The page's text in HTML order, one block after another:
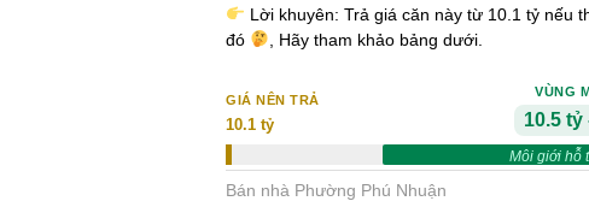
Lời khuyên: Trả giá căn này từ 10.1 tỷ nếu
đó
, Hãy tham khảo bảng dưới.
GIÁ NÊN TRẢ
10.1 tỷ
VÙNG
10.5 tỷ
Môi giới hỗ
Bán nhà Phường Phú Nhuận